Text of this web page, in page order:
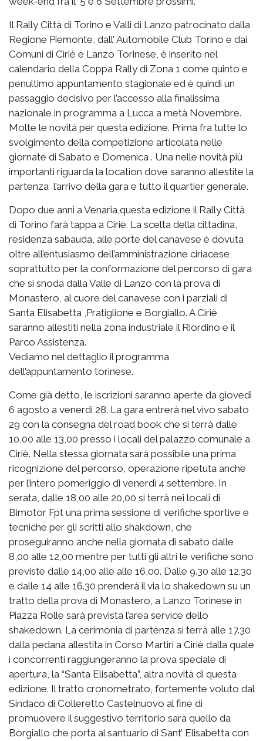
Il Rally Città di Torino e Valli di Lanzo patrocinato dalla
Regione Piemonte, dall’ Automobile Club Torino e dai
Comuni di Ciriè e Lanzo Torinese, è inserito nel
calendario della Coppa Rally di Zona 1 come quinto e
penultimo appuntamento stagionale ed è quindi un
passaggio decisivo per l’accesso alla finalissima
nazionale in programma a Lucca a metà Novembre.
Molte le novità per questa edizione. Prima fra tutte lo
svolgimento della competizione articolata nelle
giornate di Sabato e Domenica . Una nelle novità più
importanti riguarda la location dove saranno allestite la
partenza l’arrivo della gara e tutto il quartier generale.
Dopo due anni a Venaria,questa edizione il Rally Città
di Torino farà tappa a Ciriè. La scelta della cittadina,
residenza sabauda, alle porte del canavese è dovuta
oltre all’entusiasmo dell’amministrazione ciriacese,
soprattutto per la conformazione del percorso di gara
che si snoda dalla Valle di Lanzo con la prova di
Monastero, al cuore del canavese con i parziali di
Santa Elisabetta ,Pratiglione e Borgiallo. A Ciriè
saranno allestiti nella zona industriale il Riordino e il
Parco Assistenza.
Vediamo nel dettaglio il programma
dell’appuntamento torinese.
Come già detto, le iscrizioni saranno aperte da giovedì
6 agosto a venerdì 28. La gara entrerà nel vivo sabato
29 con la consegna del road book che si terrà dalle
10,00 alle 13,00 presso i locali del palazzo comunale a
Ciriè. Nella stessa giornata sarà possibile una prima
ricognizione del percorso, operazione ripetuta anche
per l’intero pomeriggio di venerdì 4 settembre. In
serata, dalle 18,00 alle 20,00 si terrà nei locali di
Bimotor Fpt una prima sessione di verifiche sportive e
tecniche per gli scritti allo shakdown, che
proseguiranno anche nella giornata di sabato dalle
8,00 alle 12,00 mentre per tutti gli altri le verifiche sono
previste dalle 14,00 alle alle 16,00. Dalle 9.30 alle 12.30
e dalle 14 alle 16.30 prenderà il via lo shakedown su un
tratto della prova di Monastero, a Lanzo Torinese in
Piazza Rolle sarà prevista l’area service dello
shakedown. La cerimonia di partenza si terrà alle 17.30
dalla pedana allestita in Corso Martiri a Ciriè dalla quale
i concorrenti raggiungeranno la prova speciale di
apertura, la “Santa Elisabetta”, altra novità di questa
edizione. Il tratto cronometrato, fortemente voluto dal
Sindaco di Colleretto Castelnuovo al fine di
promuovere il suggestivo territorio sarà quello da
Borgiallo che porta al santuario di Sant’ Elisabetta con